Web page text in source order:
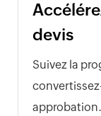
devis
Suivez la
approbation.